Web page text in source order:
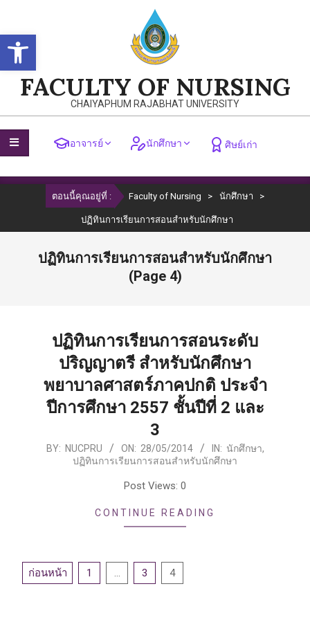
Open toolbar
content
FACULTY OF NURSING
CHAIYAPHUM RAJABHAT UNIVERSITY
อาจารย์ นักศึกษา ศิษย์เก่า
Primary
ตอนนี้คุณอยู่ที่ : Faculty of Nursing > นักศึกษา >
ปฏิทินการเรียนการสอนสำหรับนักศึกษา
ปฏิทินการเรียนการสอนสำหรับนักศึกษา
(Page 4)
ปฏิทินการเรียนการสอนระดับ
ปริญญาตรี สำหรับนักศึกษา
พยาบาลศาสตร์ภาคปกติ ประจำ
ปีการศึกษา 2557 ชั้นปีที่ 2 และ
3
2014-
BY: NUCPRU ON: 28/05/2014 IN: นักศึกษา,
ปฏิทินการเรียนการสอนสำหรับนักศึกษา
Post Views: 0
CONTINUE READING
Posts
ก่อนหน้า 1 3 4